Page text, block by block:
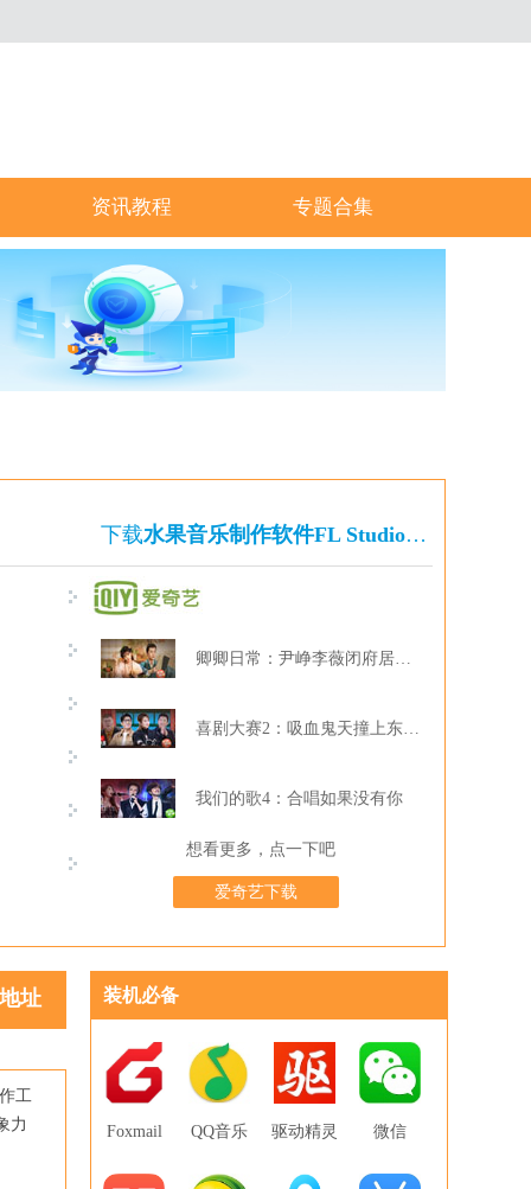
资讯教程 专题合集
下载水果音乐制作软件FL Studio的还下载了
卿卿日常：尹峥李薇闭府居家打牌
喜剧大赛2：吸血鬼天撞上东北波er
我们的歌4：合唱如果没有你
想看更多，点一下吧
爱奇艺下载
址
工
力
装机必备
Foxmail QQ音乐 驱动精灵 微信